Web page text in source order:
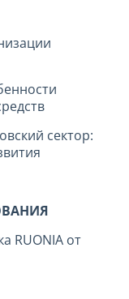
сектор:
RUONIA от